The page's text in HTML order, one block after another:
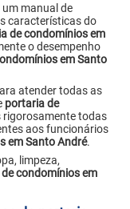
um manual de
características do
de condomínios em
o desempenho
em Santo
atender todas as
portaria de
rigorosamente todas
aos funcionários
em Santo André.
limpeza,
condomínios em